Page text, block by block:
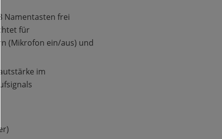
Namentasten frei
für
(Mikrofon ein/aus) und
im